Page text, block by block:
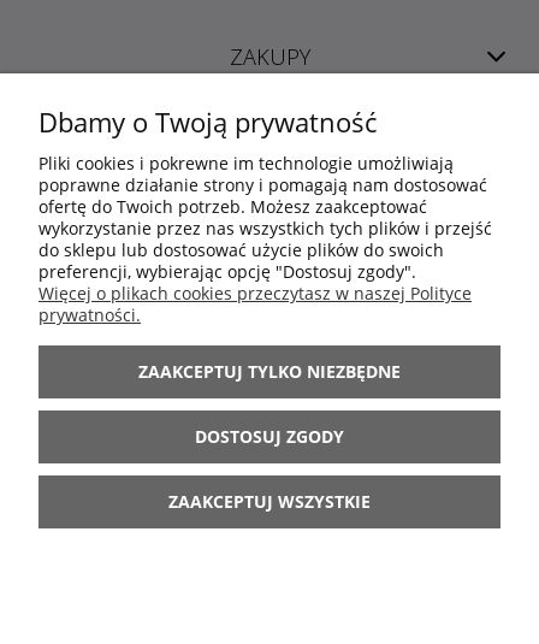
ZAKUPY
POMOC
MOJE KONTO
INFORMACJE
ARANŻACJE
BĄDŹ Z NAMI
Dbamy o Twoją prywatność
Pliki cookies i pokrewne im technologie umożliwiają
poprawne działanie strony i pomagają nam dostosować
ofertę do Twoich potrzeb. Możesz zaakceptować
wykorzystanie przez nas wszystkich tych plików i przejść
do sklepu lub dostosować użycie plików do swoich
preferencji, wybierając opcję "Dostosuj zgody".
Więcej o plikach cookies przeczytasz w naszej Polityce
prywatności.
ZAAKCEPTUJ TYLKO NIEZBĘDNE
DOSTOSUJ ZGODY
ZAAKCEPTUJ WSZYSTKIE